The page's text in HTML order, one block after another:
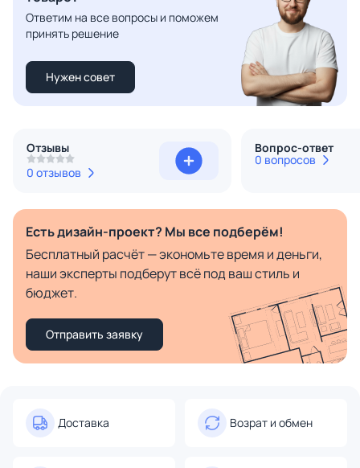
Ответим на все вопросы и поможем
принять решение
Нужен совет
Отзывы
0 отзывов
Вопрос-ответ
0 вопросов
Есть дизайн-проект? Мы все подберём!
Бесплатный расчёт — экономьте время и деньги,
наши эксперты подберут всё под ваш стиль и
бюджет.
Отправить заявку
Доставка Возрат и обмен